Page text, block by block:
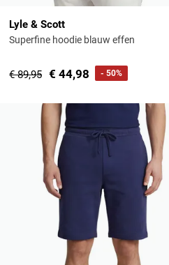
Lyle & Scott
Superfine hoodie blauw effen
€ 89,95 € 44,98 - 50%